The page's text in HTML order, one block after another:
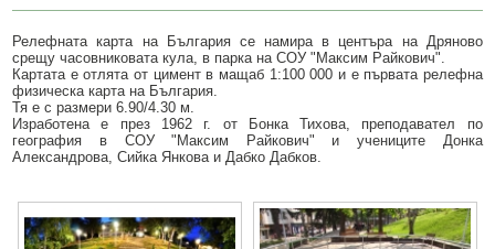
Общинско предприятие Чисто Дряново
Общинско предприятие Зелено Дряново
Общинска собственост
Култура
Релефната карта на България се намира в центъра на Дряново
срещу часовниковата кула, в парка на СОУ "Максим Райкович".
Картата е отлята от цимент в мащаб 1:100 000 и е първата релефна
физическа карта на България.
Тя е с размери 6.90/4.30 м.
Изработена е през 1962 г. от Бонка Тихова, преподавател по
география в СОУ "Максим Райкович" и учениците Донка
Александрова, Сийка Янкова и Дабко Дабков.
COVID-19 (Коронавирус)
Приют за безстопанствени кучета
Красиво Дряново
Обяви и съобщения